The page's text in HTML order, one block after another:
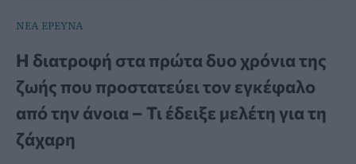
ΝΕΑ ΕΡΕΥΝΑ
Η διατροφή στα πρώτα δυο χρόνια της
ζωής που προστατεύει τον εγκέφαλο
από την άνοια – Τι έδειξε μελέτη για τη
ζάχαρη